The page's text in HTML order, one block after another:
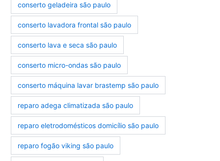
conserto geladeira são paulo
conserto lavadora frontal são paulo
conserto lava e seca são paulo
conserto micro-ondas são paulo
conserto máquina lavar brastemp são paulo
reparo adega climatizada são paulo
reparo eletrodomésticos domicílio são paulo
reparo fogão viking são paulo